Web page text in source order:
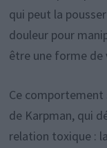
qui peut la
douleur pour
être une forme de
Ce comportement
de Karpman, qui
relation toxique :